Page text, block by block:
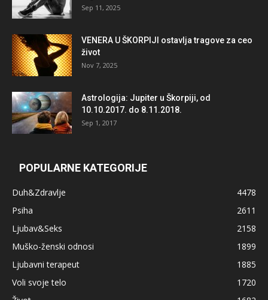
Sep 11, 2025
VENERA U ŠKORPIJI ostavlja tragove za ceo
život
Nov 7, 2025
Astrologija: Jupiter u Škorpiji, od
10.10.2017. do 8.11.2018.
Sep 1, 2017
POPULARNE KATEGORIJE
Duh&Zdravlje
4478
Psiha
2611
Ljubav&Seks
2158
Muško-ženski odnosi
1899
Ljubavni terapeut
1885
Voli svoje telo
1720